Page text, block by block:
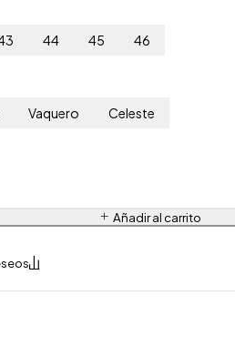
44 45 46
Vaquero Celeste
Añadir al carrito